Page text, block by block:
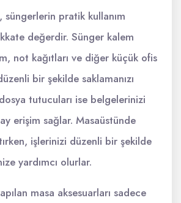
süngerlerin pratik kullanım
değerdir. Sünger kalem
not kağıtları ve diğer küçük ofis
bir şekilde saklamanızı
tutucuları ise belgelerinizi
erişim sağlar. Masaüstünde
işlerinizi düzenli bir şekilde
yardımcı olurlar.
masa aksesuarları sadece